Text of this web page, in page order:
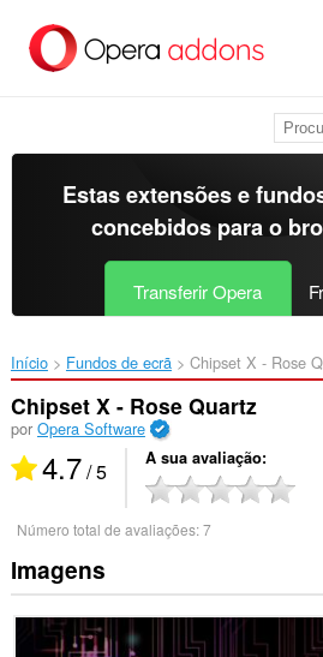
para
Estas extensões e
concebidos para o
Transferir Opera
Início Fundos de ecrã Chipset X - Rose
Chipset X - Rose Quartz
por Opera Software
4.7/ 5 A sua avaliação
Número total de avaliações:7
Imagens